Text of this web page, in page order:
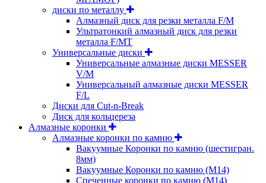
диски по металлу
Алмазный диск для резки металла F/M
Ультратонкий алмазный диск для резки
металла F/MT
Универсальные диски
Универсальные алмазные диски MESSER
V/M
Универсальный алмазные диски MESSER
F/L
Диски для Cut-n-Break
Диск для кольцереза
Алмазные коронки
Алмазные коронки по камню
Вакуумные Коронки по камню (шестигран.
8мм)
Вакуумные Коронки по камню (M14)
Спеченные коронки по камню (M14)